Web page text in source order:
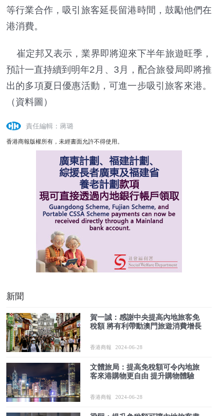
等行業合作，吸引旅客延長留港時間，鼓勵他們在
港消費。
崔定邦又表示，業界即將迎來下半年旅遊旺季，
預計一直持續到明年2月、3月，配合旅發局即將推
出的多項夏日優惠活動，可進一步吸引旅客來港。
（資料圖）
責任編輯：蔣璐
香港商報版權所有，未經書面允許不得使用。
新聞
賀一誠：感謝中央提高內地旅客免
稅額 將有利帶動澳門旅遊消費增長
香港商報 2024-06-28
文體旅局：提高免稅額可令內地旅
客來港購物更自由 提升購物體驗
香港商報 2024-06-28